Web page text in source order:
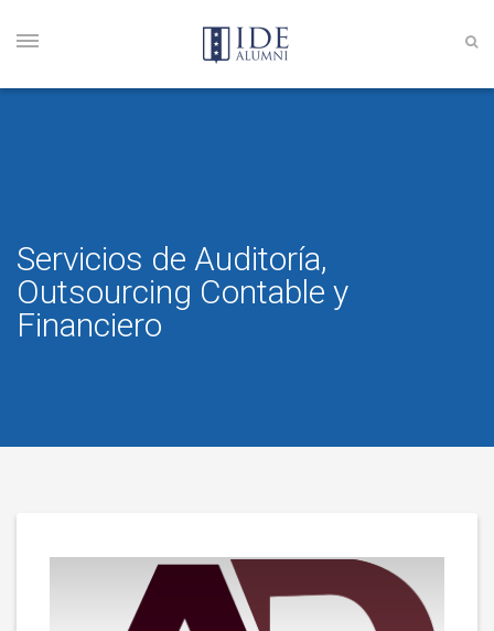
Servicios de Auditoría,
Outsourcing Contable y
Financiero